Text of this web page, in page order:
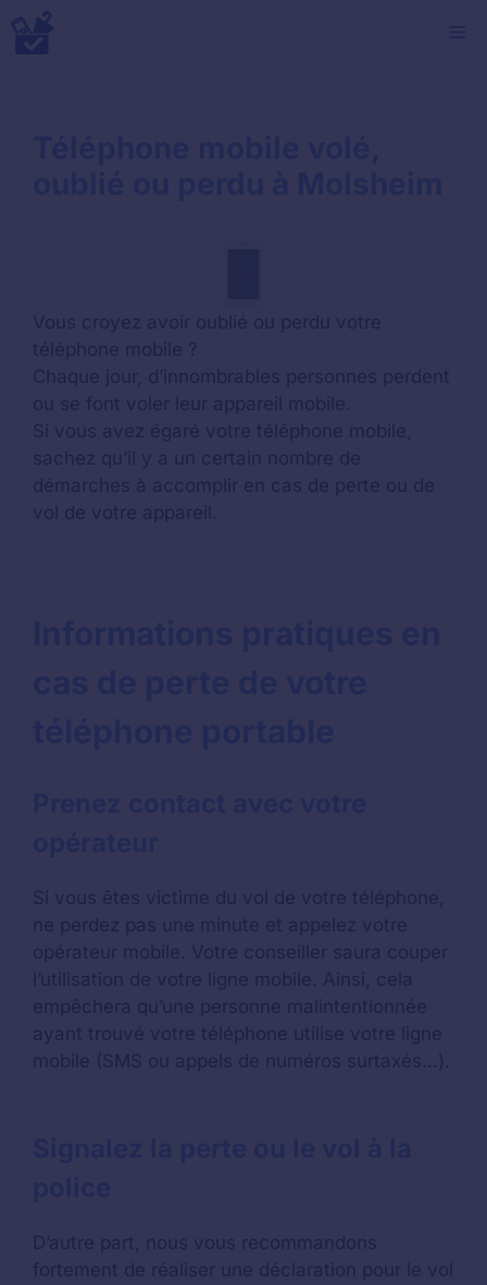
Aller
au
Vous croyez avoir oublié ou perdu votre
téléphone mobile ?
Chaque jour, d’innombrables personnes perdent
ou se font voler leur appareil mobile.
Si vous avez égaré votre téléphone mobile,
sachez qu’il y a un certain nombre de
démarches à accomplir en cas de perte ou de
vol de votre appareil.
Si vous êtes victime du vol de votre téléphone,
ne perdez pas une minute et appelez votre
opérateur mobile. Votre conseiller saura couper
l’utilisation de votre ligne mobile. Ainsi, cela
empêchera qu’une personne malintentionnée
ayant trouvé votre téléphone utilise votre ligne
mobile (SMS ou appels de numéros surtaxés…).
D’autre part, nous vous recommandons
fortement de réaliser une déclaration pour le vol